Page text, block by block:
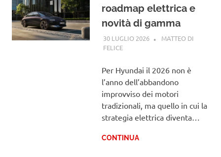
roadmap elettrica e
novità di gamma
30 LUGLIO 2026
MATTEO DI
FELICEHYUNDAI
Per Hyundai il 2026 non è
l’anno dell’abbandono
improvviso dei motori
tradizionali, ma quello in cui la
strategia elettrica diventa…
CONTINUA